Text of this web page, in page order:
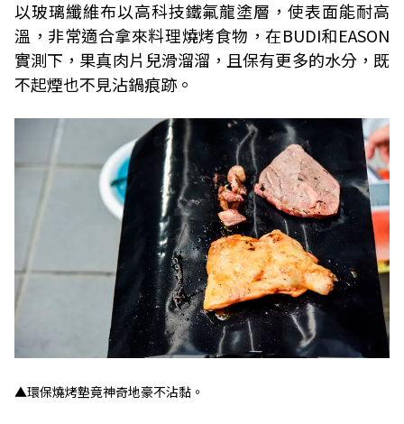
以玻璃纖維布以高科技鐵氟龍塗層，使表面能耐高
溫，非常適合拿來料理燒烤食物，在BUDI和EASON
實測下，果真肉片兒滑溜溜，且保有更多的水分，既
不起煙也不見沾鍋痕跡。
▲環保燒烤墊竟神奇地豪不沾黏。